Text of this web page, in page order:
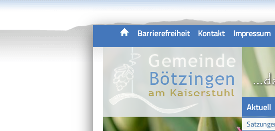
Barrierefreiheit Kontakt Impressum
Aktuell